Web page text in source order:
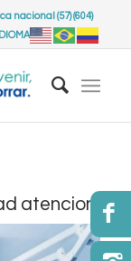
nacional (57) (604)
IDIOMA
atencion